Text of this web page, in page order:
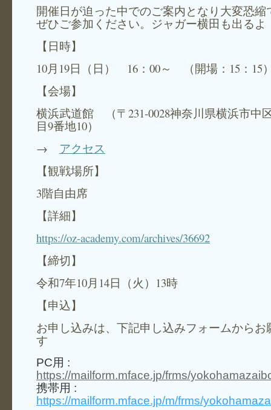
開催日が迫った中でのご案内となり大変恐縮
ぜひご参加ください。ジャガー横田も出るよ
【日時】
10月19日（日） 16：00～ （開場：15：15
【会場】
横浜武道館 （〒231-0028神奈川県横浜市中
目9番地10）
→ アクセス
【観戦場所】
3階自由席
【詳細】
https://oz-academy.com/archives/36692
【締切】
令和7年10月14日（火）13時
【申込】
お申し込みは、下記申し込みフォームからお
す
PC用 :
https://mailform.mface.jp/frms/
携帯用 :
https://mailform.mface.jp/m/frms/